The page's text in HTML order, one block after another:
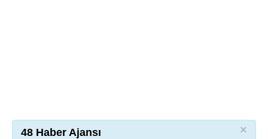
×
48 Haber Ajansı